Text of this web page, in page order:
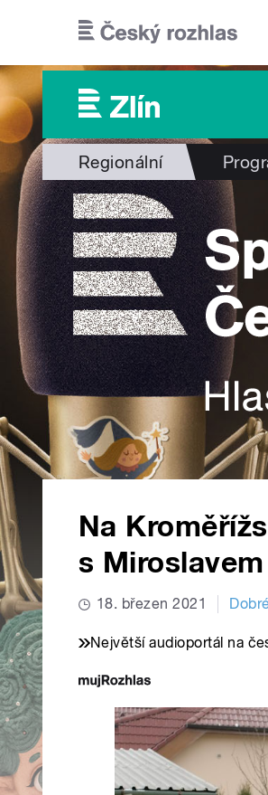
Regionální
Na
s
18. březen 2021
Největší audioportál na